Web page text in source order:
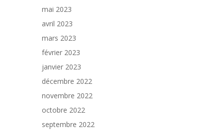
mai 2023
avril 2023
mars 2023
février 2023
janvier 2023
décembre 2022
novembre 2022
octobre 2022
septembre 2022